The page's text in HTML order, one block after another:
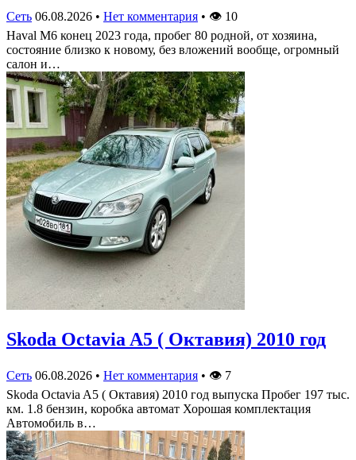
Сеть 06.08.2026 • Нет комментария • 👁 10
Haval M6 конец 2023 года, пробег 80 родной, от хозяина,
состояние близко к новому, без вложений вообще, огромный
салон и…
Skoda Octavia A5 ( Октавия) 2010 год
Сеть 06.08.2026 • Нет комментария • 👁 7
Skoda Octavia A5 ( Октавия) 2010 год выпуска Пробег 197 тыс.
км. 1.8 бензин, коробка автомат Хорошая комплектация
Автомобиль в…